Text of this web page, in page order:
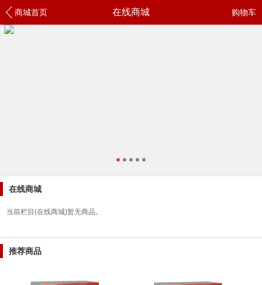
商城首页 在线商城 购物车
在线商城
当前栏目(在线商城)暂无商品。
推荐商品